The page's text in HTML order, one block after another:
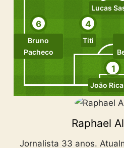
Lucas
6
Bruno
Pacheco
4
Titi
1
João
Raphael
Jornalista 33 anos.